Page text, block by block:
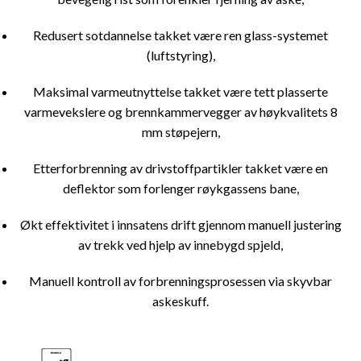
Redusert sotdannelse takket være ren glass-systemet
(luftstyring),
Maksimal varmeutnyttelse takket være tett plasserte
varmevekslere og brennkammervegger av høykvalitets 8
mm støpejern,
Etterforbrenning av drivstoffpartikler takket være en
deflektor som forlenger røykgassens bane,
Økt effektivitet i innsatens drift gjennom manuell justering
av trekk ved hjelp av innebygd spjeld,
Manuell kontroll av forbrenningsprosessen via skyvbar
askeskuff.